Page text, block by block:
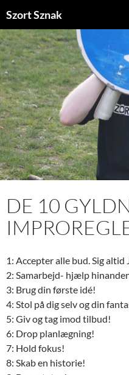
Szort Sznak
TIL
INDHOLD
DE 10
1: Accepter alle bud. Sig altid
2: Samarbejd- hjælp
3: Brug din første idé!
4: Stol på dig selv og din
5: Giv og tag imod tilbud!
6: Drop planlægning!
7: Hold fokus!
8: Skab en historie!